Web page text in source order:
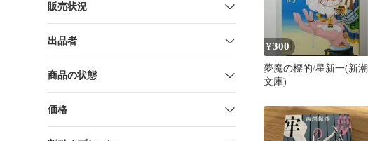
販売状況
出品者
商品の状態
価格
¥300
夢魔の標的/星新一(新潮
文庫)